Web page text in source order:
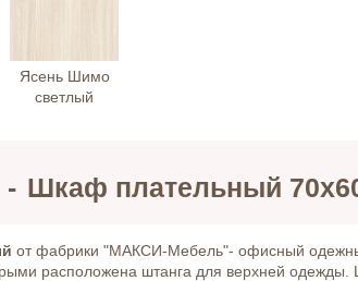
Ясень Шимо
светлый
- Шкаф плательный
от фабрики "МАКСИ-Мебель"- офисный
расположена штанга для верхней